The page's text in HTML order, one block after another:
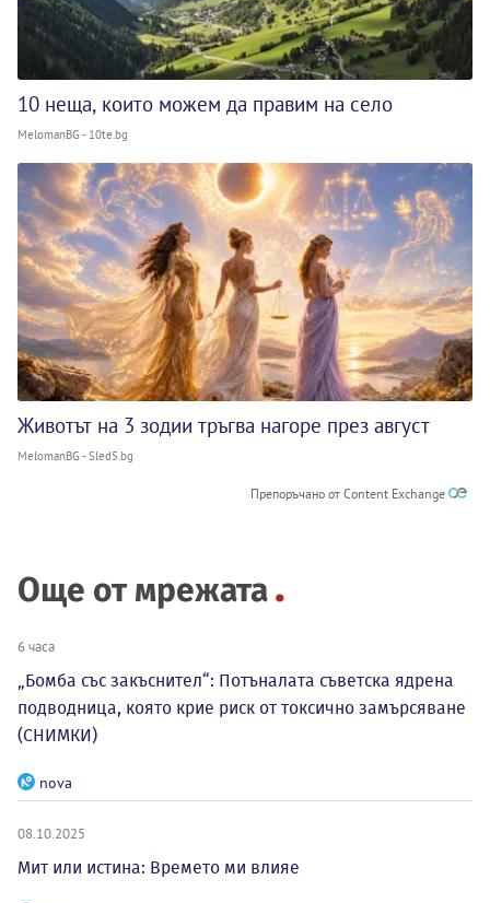
10 неща, които можем да правим на село
MelomanBG - 10te.bg
Животът на 3 зодии тръгва нагоре през август
MelomanBG - Sled5.bg
Препоръчано от Content Exchange
Още от мрежата
6 часа
„Бомба със закъснител“: Потъналата съветска ядрена
подводница, която крие риск от токсично замърсяване
(СНИМКИ)
nova
08.10.2025
Мит или истина: Времето ми влияе